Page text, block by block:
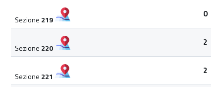
Sezione 219
0
Sezione 220
2
Sezione 221
2